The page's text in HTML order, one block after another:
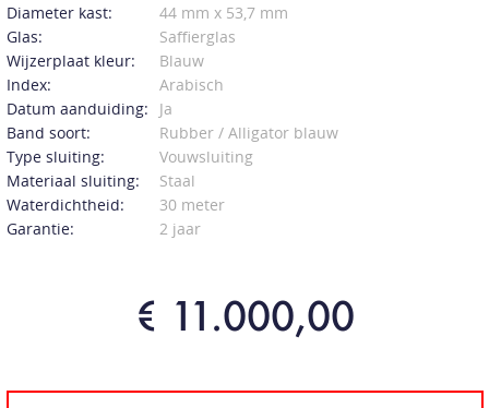
Diameter kast:
44 mm x 53,7 mm
Glas:
Saffierglas
Wijzerplaat kleur:
Blauw
Index:
Arabisch
Datum aanduiding:
Ja
Band soort:
Rubber / Alligator blauw
Type sluiting:
Vouwsluiting
Materiaal sluiting:
Staal
Waterdichtheid:
30 meter
Garantie:
2 jaar
€ 11.000,00